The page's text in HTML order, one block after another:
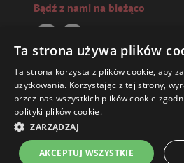
Bądź z nami na bieżąco
Paskarz.pl
Zamówienia
Książki
Ta strona używa plików
Ta strona korzysta z plików cookie, aby
użytkowania. Korzystając z tej strony,
przez nas wszystkich plików cookie
polityki plików cookie.
ZARZĄDZAJ
AKCEPTUJ WSZYSTKIE